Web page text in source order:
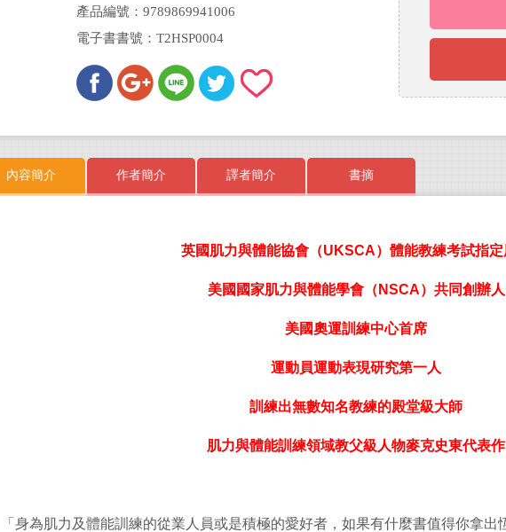
產品編號：9789869941006
電子書書號：T2HSP0004
內容簡介 作者簡介 譯者簡介 書摘
英國肌力與體能協會（UKSCA）體能教練考試指
美國國家肌力與體能學會（ NSCA）共同創辦人
美國奧運訓練中心首席
運動員運動表現研究第一人
訓練出無數知名教練的殿堂級大師
肌力與體能訓練領域教父級人物麥克史東代表作
「身為肌力及體能訓練的從業人員或是積極的愛好者，如果有什麼書值得你拿